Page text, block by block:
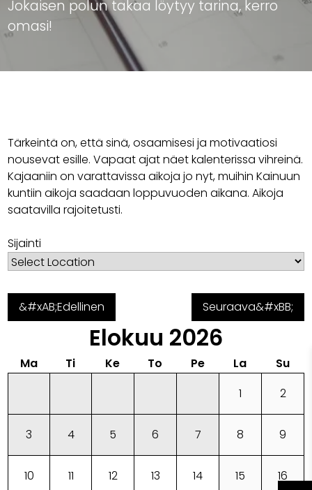
Jokaisen polun takaa löytyy tarina, kerro
omasi!
Tärkeintä on, että sinä, osaamisesi ja motivaatiosi
nousevat esille. Vapaat ajat näet kalenterissa vihreinä.
Kajaaniin on varattavissa aikoja jo nyt, muihin Kainuun
kuntiin aikoja saadaan loppuvuoden aikana. Aikoja
saatavilla rajoitetusti.
Sijainti
&#xAB;Edellinen Seuraava&#xBB;
Elokuu 2026
Ma Ti Ke To Pe La
Su
1
2
3 4 5 6 7 8 9
10 11 12 13 14 15 16